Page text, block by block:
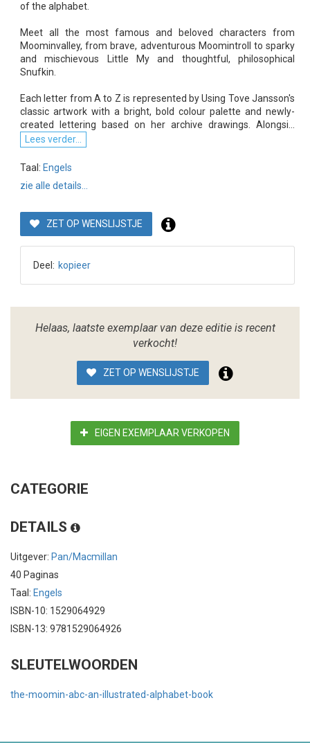
of the alphabet.
Meet all the most famous and beloved characters from
Moominvalley, from brave, adventurous Moomintroll to sparky
and mischievous Little My and thoughtful, philosophical
Snufkin.
Each letter from A to Z is represented by Using Tove Jansson's
classic artwork with a bright, bold colour palette and newly-
created lettering based on her archive drawings. Alongsi...
Lees verder...
Taal: Engels
zie alle details...
ZET OP WENSLIJSTJE
Deel: kopieer
Helaas, laatste exemplaar van deze editie is recent
verkocht!
ZET OP WENSLIJSTJE
EIGEN EXEMPLAAR VERKOPEN
CATEGORIE
DETAILS
Uitgever: Pan/Macmillan
40 Paginas
Taal: Engels
ISBN-10: 1529064929
ISBN-13: 9781529064926
SLEUTELWOORDEN
the-moomin-abc-an-illustrated-alphabet-book